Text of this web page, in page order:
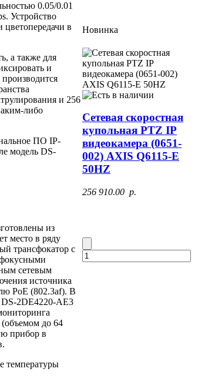
0.05/0.01
Устройство
в
а также для
и
и 256
либо
ПО IP-
модель DS-
из
место в ряду
трансфокатор с
сетевым
источника
PoE (802.3af). В
DS-2DE4220-AE3
(объемом до 64
прибор в
температуры
Новинка
Сетевая скоростная
купольная PTZ IP
видеокамера (0651-
002) AXIS Q6115-E
50HZ
256 910.00 p.